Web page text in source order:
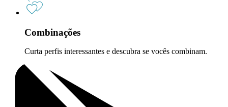
Combinações
Curta perfis interessantes e descubra se vocês combinam.